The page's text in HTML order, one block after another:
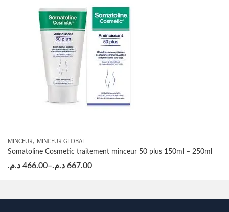
MINCEUR, MINCEUR GLOBAL
Somatoline Cosmetic traitement minceur 50 plus 150ml – 250ml
466.00 د.م. – 667.00 د.م.